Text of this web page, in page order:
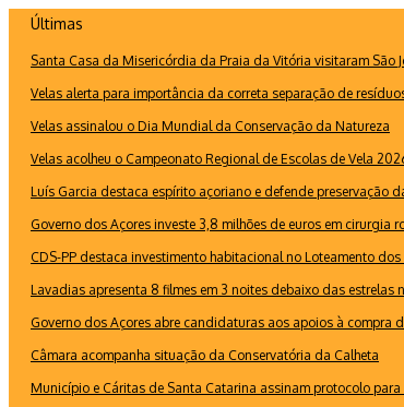
conteúdo
Últimas
Santa Casa da Misericórdia da Praia da Vitória visitaram São
Velas alerta para importância da correta separação de
Velas assinalou o Dia Mundial da Conservação da Natureza
Velas acolheu o Campeonato Regional de Escolas de Vela
Luís Garcia destaca espírito açoriano e defende preservação
Governo dos Açores investe 3,8 milhões de euros em cirurgia
CDS-PP destaca investimento habitacional no Loteamento
Lavadias apresenta 8 filmes em 3 noites debaixo das estrelas
Governo dos Açores abre candidaturas aos apoios à compra
Câmara acompanha situação da Conservatória da Calheta
Município e Cáritas de Santa Catarina assinam protocolo para